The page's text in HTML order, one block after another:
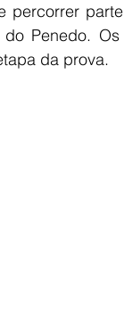
percorrer
Penedo.
da prova.